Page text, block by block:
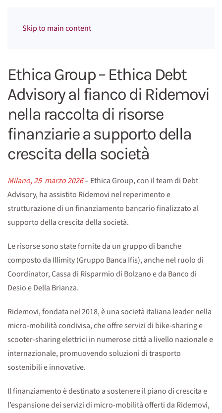
Skip to main content
Ethica Group – Ethica Debt
Advisory al fianco di Ridemovi
nella raccolta di risorse
finanziarie a supporto della
crescita della società
Milano, 25 marzo 2026– Ethica Group, con il team di Debt
Advisory, ha assistito Ridemovi nel reperimento e
strutturazione di un finanziamento bancario finalizzato al
supporto della crescita della società.
Le risorse sono state fornite da un gruppo di banche
composto da Illimity (Gruppo Banca Ifis), anche nel ruolo di
Coordinator, Cassa di Risparmio di Bolzano e da Banco di
Desio e Della Brianza.
Ridemovi, fondata nel 2018, è una società italiana leader nella
micro-mobilità condivisa, che offre servizi di bike-sharing e
scooter-sharing elettrici in numerose città a livello nazionale e
internazionale, promuovendo soluzioni di trasporto
sostenibili e innovative.
Il finanziamento è destinato a sostenere il piano di crescita e
l’espansione dei servizi di micro-mobilità offerti da Ridemovi,